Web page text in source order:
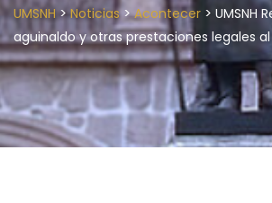
UMSNH>Noticias>Acontecer > UMSNH
aguinaldo y otras prestaciones legales al